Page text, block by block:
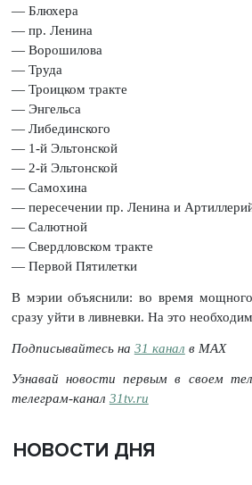
— Блюхера
— пр. Ленина
— Ворошилова
— Труда
— Троицком тракте
— Энгельса
— Либединского
— 1-й Эльтонской
— 2-й Эльтонской
— Самохина
— пересечении пр. Ленина и
— Салютной
— Свердловском тракте
— Первой Пятилетки
В мэрии объяснили: во время
сразу уйти в ливневки. На это
Подписывайтесь на 31 канал в МАХ
Узнавай новости первым в своем
телеграм-канал 31tv.ru
НОВОСТИ ДНЯ